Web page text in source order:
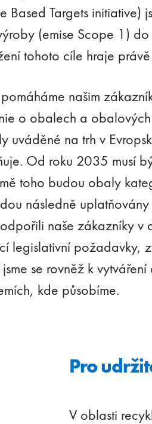
Based Targets initiative)
(emise Scope 1)
tohoto cíle hraje
našim
o obalech a
uváděné na trh v
Od roku 2035 musí
toho budou obaly
následně
naše zákazníky v
legislativní požadavky,
se rovněž k
kde působíme.
Pro
V oblasti